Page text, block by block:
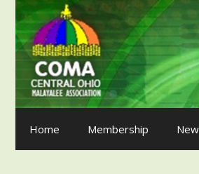
Skip
content
Home Membership